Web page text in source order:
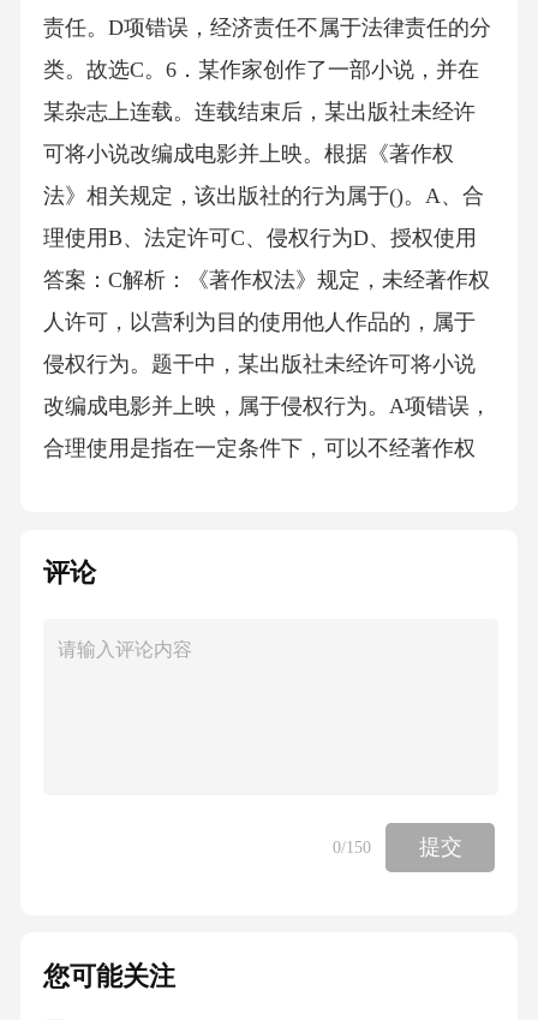
责任。D项错误，经济责任不属于法律责任的分
类。故选C。6．某作家创作了一部小说，并在
某杂志上连载。连载结束后，某出版社未经许
可将小说改编成电影并上映。根据《著作权
法》相关规定，该出版社的行为属于()。A、合
理使用B、法定许可C、侵权行为D、授权使用
答案：C解析：《著作权法》规定，未经著作权
人许可，以营利为目的使用他人作品的，属于
侵权行为。题干中，某出版社未经许可将小说
改编成电影并上映，属于侵权行为。A项错误，
合理使用是指在一定条件下，可以不经著作权
他人作品的行为。D项错误，授权使用是指经著
某博物馆收藏了一件珍贵文物，但在展览过程
D、经济责任答案：A解析：《文物保护法》规
定，博物馆、图书馆、档案馆等收藏、保管文
的，应当承担行政责任。题干中，该博物馆因
评论
0/150 提交
您可能关注